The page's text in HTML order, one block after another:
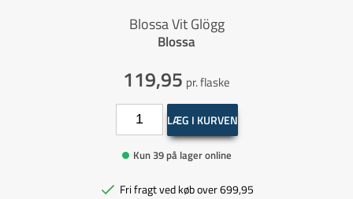
Blossa Vit Glögg
Blossa
119,95 pr. flaske
LÆG I KURVEN
Kun 39 på lager online
Fri fragt ved køb over 699,95